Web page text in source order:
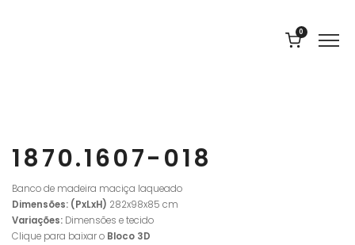
0
1870.1607-018
Banco de madeira maciça laqueado
Dimensões: (PxLxH) 282x98x85 cm
Variações: Dimensões e tecido
Clique para baixar o Bloco 3D